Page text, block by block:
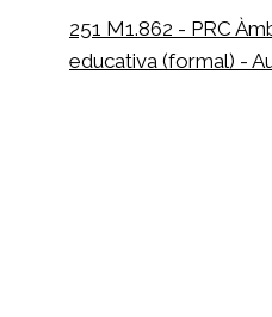
251 M1.862 - PRC
educativa (formal) -